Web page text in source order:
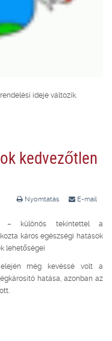
rendelési ideje változik.
kedvezőtlen
Nyomtatás E-mail
– különös tekintettel a
káros egészségi hatások
lehetőségei
még kevéssé volt a
hatása, azonban az